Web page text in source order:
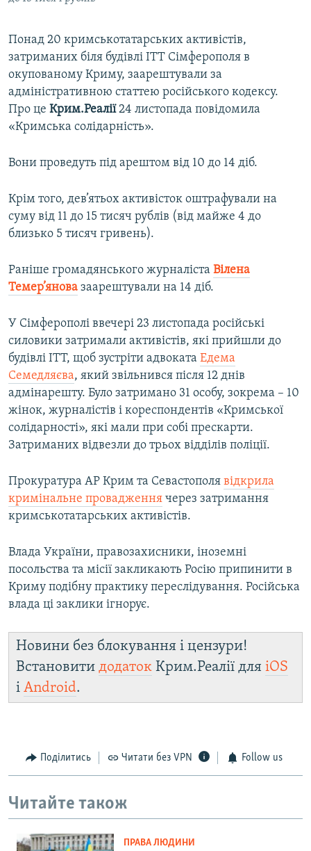
Усі сайти RFE/RL
Понад 20 кримськотатарських активістів,
затриманих біля будівлі ІТТ Сімферополя в
окупованому Криму, заарештували за
адміністративною статтею російського кодексу.
Про це Крим.Реалії24 листопада повідомила
«Кримська солідарність».
Вони проведуть під арештом від 10 до 14 діб.
Крім того, дев’ятьох активісток оштрафували на
суму від 11 до 15 тисяч рублів (від майже 4 до
близько 5 тисяч гривень).
Раніше громадянського журналіста Вілена
Темер’янова заарештували на 14 діб.
У Сімферополі ввечері 23 листопада російські
силовики затримали активістів, які прийшли до
будівлі ІТТ, щоб зустріти адвоката Едема
Семедляєва, який звільнився після 12 днів
адмінарешту. Було затримано 31 особу, зокрема – 10
жінок, журналістів і кореспондентів «Кримської
солідарності», які мали при собі прескарти.
Затриманих відвезли до трьох відділів поліції.
Прокуратура АР Крим та Севастополя відкрила
кримінальне провадження через затримання
кримськотатарських активістів.
Влада України, правозахисники, іноземні
посольства та місії закликають Росію припинити в
Криму подібну практику переслідування. Російська
влада ці заклики ігнорує.
Новини без блокування і цензури!
Встановити додаток Крим.Реалії для iOS
і Android.
Поділитись Читати без VPN Follow us
Читайте також
ПРАВА ЛЮДИНИ